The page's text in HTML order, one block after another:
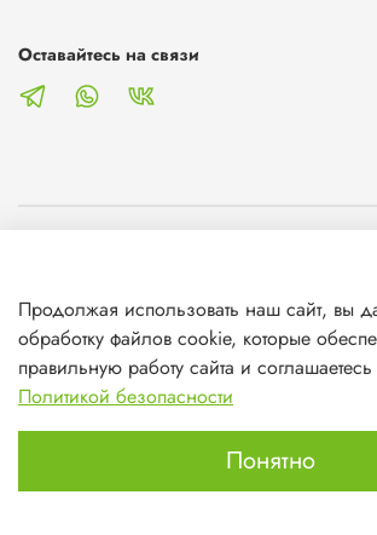
Клиентам
Информация
Оставайтесь на связи
Продолжая использовать наш сайт, вы
обработку файлов cookie, которые
правильную работу сайта и
Политикой безопасности
Понятно